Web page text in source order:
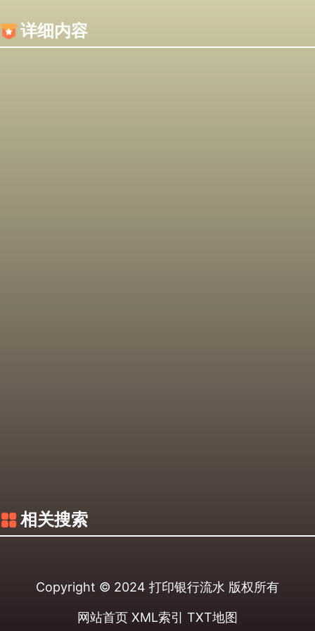
详细内容
相关搜索
Copyright © 2024 打印银行流水 版权所有
网站首页 XML索引 TXT地图